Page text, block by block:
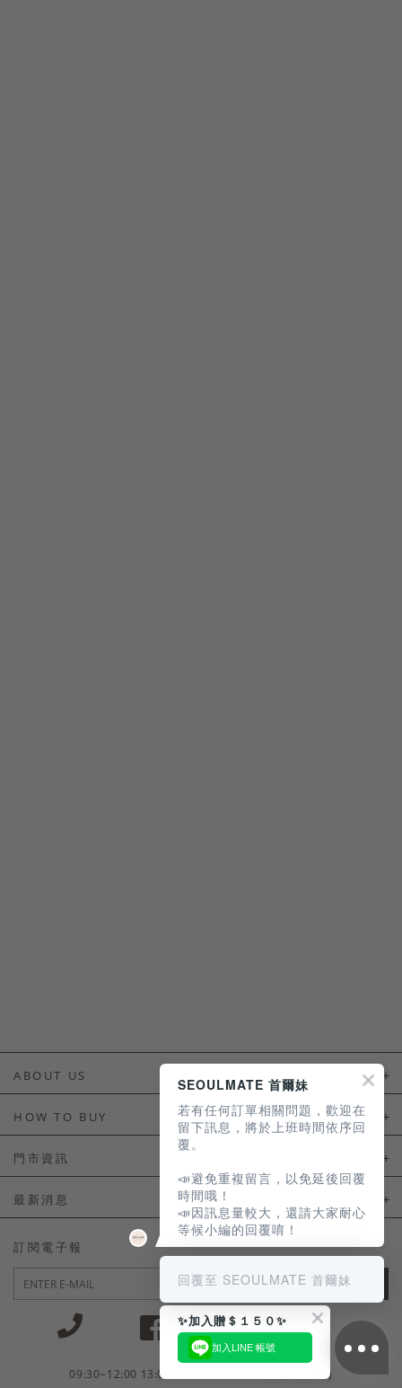
ABOUT US
HOW TO BUY
如何購買
會員常見問題
訂單常見問題
商品售後服務
電子發票
門市資訊
門市資訊
最新消息
LINE官方會員活動
訂閱電子報
JOIN
09:30~12:00 13:00~18:30 / Mon - Fri(例假日除外)
✨加入贈＄１５０✨
加入LINE 帳號
SEOULMATE 首爾妹
若有任何訂單相關問題，歡迎在
留下訊息，將於上班時間依序回
覆。
📣避免重複留言，以免延後回覆
時間哦！
📣因訊息量較大，還請大家耐心
等候小編的回覆唷！
回覆至 SEOULMATE 首爾妹